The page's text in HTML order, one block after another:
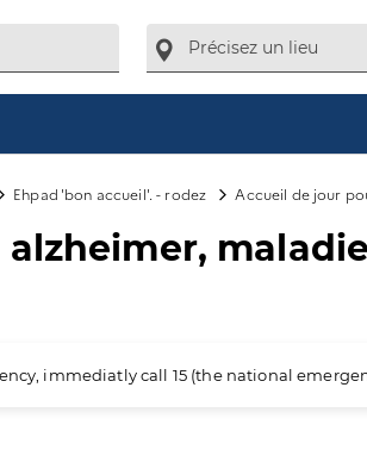
Ehpad 'bon accueil'. - rodez Accueil de jour
immediatly call 15 (the national